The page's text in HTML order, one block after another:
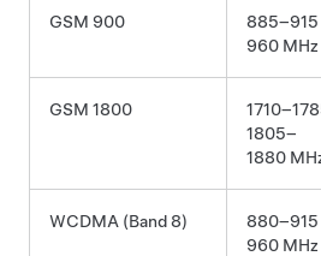
GSM 900
960 MHz
GSM 1800
1805–
1880
WCDMA (Band 8)
960 MHz